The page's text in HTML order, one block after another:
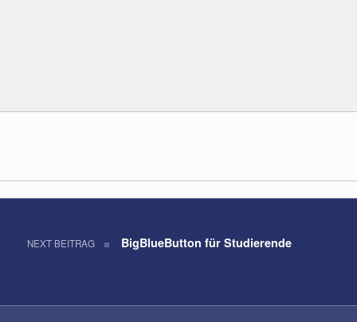
NEXT BEITRAG BigBlueButton für Studierende